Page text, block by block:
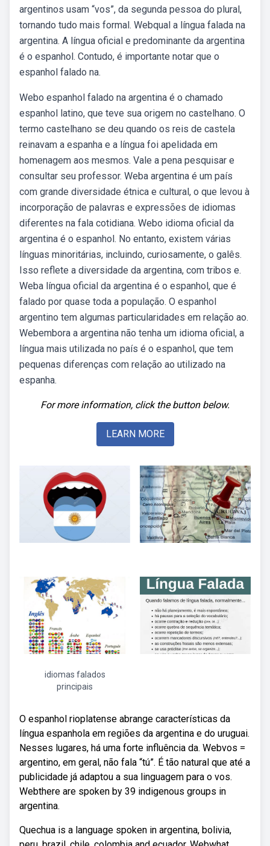
argentinos usam “vos”, da segunda pessoa do plural,
tornando tudo mais formal. Webqual a língua falada na
argentina. A língua oficial e predominante da argentina
é o espanhol. Contudo, é importante notar que o
espanhol falado na.
Webo espanhol falado na argentina é o chamado
espanhol latino, que teve sua origem no castelhano. O
termo castelhano se deu quando os reis de castela
reinavam a espanha e a língua foi apelidada em
homenagem aos mesmos. Vale a pena pesquisar e
consultar seu professor. Weba argentina é um país
com grande diversidade étnica e cultural, o que levou à
incorporação de palavras e expressões de idiomas
diferentes na fala cotidiana. Webo idioma oficial da
argentina é o espanhol. No entanto, existem várias
línguas minoritárias, incluindo, curiosamente, o galês.
Isso reflete a diversidade da argentina, com tribos e.
Weba língua oficial da argentina é o espanhol, que é
falado por quase toda a população. O espanhol
argentino tem algumas particularidades em relação ao.
Webembora a argentina não tenha um idioma oficial, a
língua mais utilizada no país é o espanhol, que tem
pequenas diferenças com relação ao utilizado na
espanha.
For more information, click the button below.
LEARN MORE
idiomas falados
principais
O espanhol rioplatense abrange características da
língua espanhola em regiões da argentina e do uruguai.
Nesses lugares, há uma forte influência da. Webvos =
argentino, em geral, não fala “tú”. É tão natural que até a
publicidade já adaptou a sua linguagem para o vos.
Webthere are spoken by 39 indigenous groups in
argentina.
Quechua is a language spoken in argentina, bolivia,